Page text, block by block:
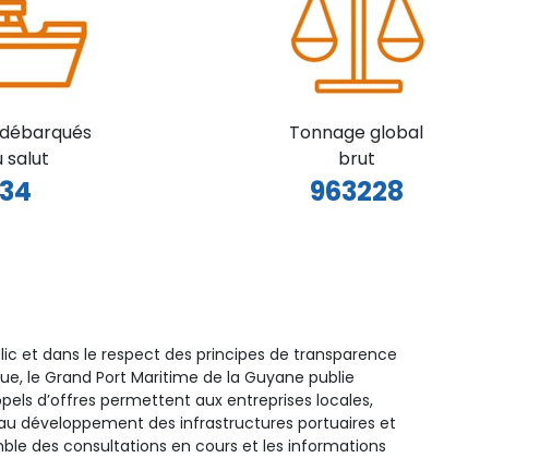
salut
Tonnage global
brut
963228
et dans le respect des principes de transparence
le Grand Port Maritime de la Guyane publie
d’offres permettent aux entreprises locales,
développement des infrastructures portuaires et
des consultations en cours et les informations